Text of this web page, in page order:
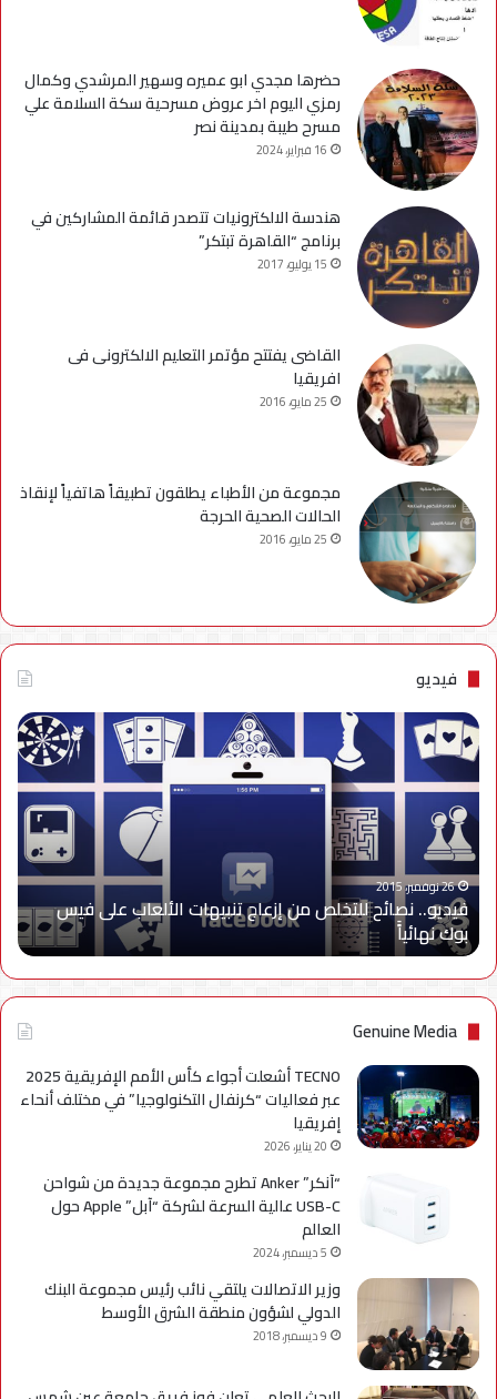
حضرها مجدي ابو عميره وسهير المرشدي وكمال
رمزي اليوم اخر عروض مسرحية سكة السلامة علي
مسرح طيبة بمدينة نصر
16 فبراير، 2024
هندسة الالكترونيات تتصدر قائمة المشاركين في
برنامج “القاهرة تبتكر”
15 يوليو، 2017
القاضى يفتتح مؤتمر التعليم الالكترونى فى
افريقيا
25 مايو، 2016
مجموعة من الأطباء يطلقون تطبيقاً هاتفياً لإنقاذ
الحالات الصحية الحرجة
25 مايو، 2016
فيديو
فيديو..
نصائح
للتخلص
من
إزعاج
تنبيهات
الألعاب
على
فيس
بوك
نهائياًَ
26 نوفمبر، 2015
فيديو.. نصائح للتخلص من إزعاج تنبيهات الألعاب على فيس
بوك نهائياًَ
Genuine Media
TECNO أشعلت أجواء كأس الأمم الإفريقية 2025
عبر فعاليات “كرنفال التكنولوجيا” في مختلف أنحاء
إفريقيا
20 يناير، 2026
“آنكر” Anker تطرح مجموعة جديدة من شواحن
USB-C عالية السرعة لشركة “آبل” Apple حول
العالم
5 ديسمبر، 2024
وزير الاتصالات يلتقي نائب رئيس مجموعة البنك
الدولي لشؤون منطقة الشرق الأوسط
9 ديسمبر، 2018